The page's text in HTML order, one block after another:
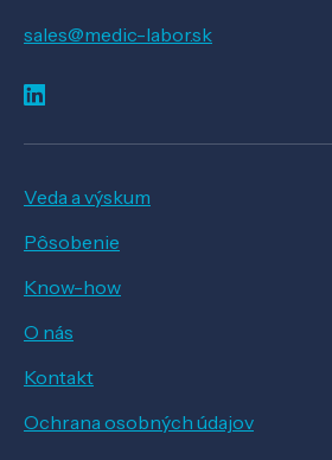
sales@medic-labor.sk
Veda a výskum
Pôsobenie
Know-how
O nás
Kontakt
Ochrana osobných údajov